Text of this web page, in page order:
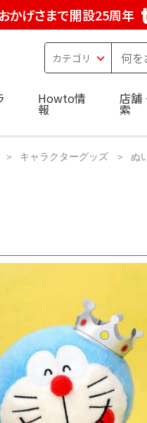
おかげさまで開設25周年
Howto情
報
店舗
索
キャラクターグッズ ぬ